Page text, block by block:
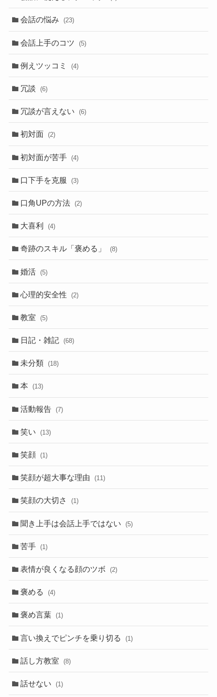
会話の悩み (23)
会話上手のコツ (5)
例えツッコミ (4)
冗談 (6)
冗談が言えない (6)
初対面 (2)
初対面が苦手 (4)
口下手を克服 (3)
口角UPの方法 (2)
大喜利 (4)
奇跡のスキル「褒める」 (8)
婚活 (5)
心理的安全性 (2)
教室 (5)
日記・雑記 (68)
未分類 (18)
本 (13)
活動報告 (7)
笑い (13)
笑顔 (1)
笑顔が超大事な理由 (11)
笑顔の大切さ (1)
聞き上手は会話上手ではない (5)
苦手 (1)
表情が良くなる顔のツボ (2)
褒める (4)
褒め言葉 (1)
言い換えでピンチを乗り切る (1)
話し方教室 (8)
話せない (1)